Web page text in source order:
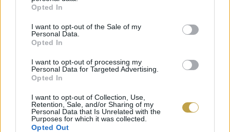
grant or deny consent to Google and its third-party tags to
use your data for below specified purposes in below Google
consent section.
Opted In
I want to opt-out of the Sale of my
Personal Data.
Opted In
I want to opt-out of processing my
Personal Data for Targeted Advertising.
Opted In
I want to opt-out of Collection, Use,
Retention, Sale, and/or Sharing of my
Personal Data that Is Unrelated with the
Purposes for which it was collected.
Opted Out